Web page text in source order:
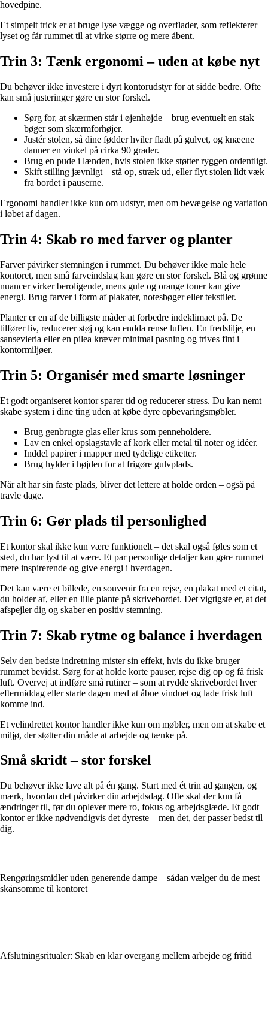
hovedpine.
Et simpelt trick er at bruge lyse vægge og overflader, som reflekterer
lyset og får rummet til at virke større og mere åbent.
Trin 3: Tænk ergonomi – uden at købe nyt
Du behøver ikke investere i dyrt kontorudstyr for at sidde bedre. Ofte
kan små justeringer gøre en stor forskel.
Sørg for, at skærmen står i øjenhøjde – brug eventuelt en stak
bøger som skærmforhøjer.
Justér stolen, så dine fødder hviler fladt på gulvet, og knæene
danner en vinkel på cirka 90 grader.
Brug en pude i lænden, hvis stolen ikke støtter ryggen ordentligt.
Skift stilling jævnligt – stå op, stræk ud, eller flyt stolen lidt væk
fra bordet i pauserne.
Ergonomi handler ikke kun om udstyr, men om bevægelse og variation
i løbet af dagen.
Trin 4: Skab ro med farver og planter
Farver påvirker stemningen i rummet. Du behøver ikke male hele
kontoret, men små farveindslag kan gøre en stor forskel. Blå og grønne
nuancer virker beroligende, mens gule og orange toner kan give
energi. Brug farver i form af plakater, notesbøger eller tekstiler.
Planter er en af de billigste måder at forbedre indeklimaet på. De
tilfører liv, reducerer støj og kan endda rense luften. En fredslilje, en
sansevieria eller en pilea kræver minimal pasning og trives fint i
kontormiljøer.
Trin 5: Organisér med smarte løsninger
Et godt organiseret kontor sparer tid og reducerer stress. Du kan nemt
skabe system i dine ting uden at købe dyre opbevaringsmøbler.
Brug genbrugte glas eller krus som penneholdere.
Lav en enkel opslagstavle af kork eller metal til noter og idéer.
Inddel papirer i mapper med tydelige etiketter.
Brug hylder i højden for at frigøre gulvplads.
Når alt har sin faste plads, bliver det lettere at holde orden – også på
travle dage.
Trin 6: Gør plads til personlighed
Et kontor skal ikke kun være funktionelt – det skal også føles som et
sted, du har lyst til at være. Et par personlige detaljer kan gøre rummet
mere inspirerende og give energi i hverdagen.
Det kan være et billede, en souvenir fra en rejse, en plakat med et citat,
du holder af, eller en lille plante på skrivebordet. Det vigtigste er, at det
afspejler dig og skaber en positiv stemning.
Trin 7: Skab rytme og balance i hverdagen
Selv den bedste indretning mister sin effekt, hvis du ikke bruger
rummet bevidst. Sørg for at holde korte pauser, rejse dig op og få frisk
luft. Overvej at indføre små rutiner – som at rydde skrivebordet hver
eftermiddag eller starte dagen med at åbne vinduet og lade frisk luft
komme ind.
Et velindrettet kontor handler ikke kun om møbler, men om at skabe et
miljø, der støtter din måde at arbejde og tænke på.
Små skridt – stor forskel
Du behøver ikke lave alt på én gang. Start med ét trin ad gangen, og
mærk, hvordan det påvirker din arbejdsdag. Ofte skal der kun få
ændringer til, før du oplever mere ro, fokus og arbejdsglæde. Et godt
kontor er ikke nødvendigvis det dyreste – men det, der passer bedst til
dig.
Rengøringsmidler uden generende dampe – sådan vælger du de mest
skånsomme til kontoret
Afslutningsritualer: Skab en klar overgang mellem arbejde og fritid